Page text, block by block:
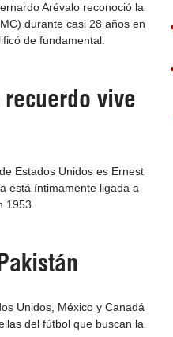
Arévalo reconoció la
durante casi 28 años en
de fundamental.
vive
Estados Unidos es Ernest
está íntimamente ligada a
1953.
Unidos, México y Canadá
del fútbol que buscan la